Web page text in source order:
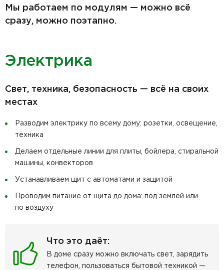
Мы работаем по модулям — можно всё
сразу, можно поэтапно.
Электрика
Свет, техника, безопасность — всё на своих
местах
Разводим электрику по всему дому: розетки, освещение,
техника
Делаем отдельные линии для плиты, бойлера, стиральной
машины, конвекторов
Устанавливаем щит с автоматами и защитой
Проводим питание от щита до дома: под землёй или
по воздуху
Что это даёт:
В доме сразу можно включать свет, зарядить
телефон, пользоваться бытовой техникой —